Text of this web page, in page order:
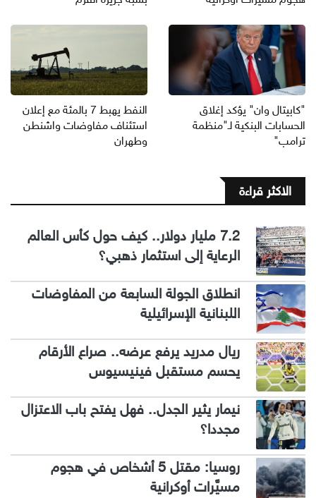
"كابيتال وان" يؤكد إغلاق
الحسابات البنكية لـ"منظمة
ترامب"
النفط يهبط 7 بالمئة مع إعلان
استئناف مفاوضات واشنطن
وطهران
الاكثر قراءة
7.2 مليار دولار.. كيف حول كأس العالم
الرعاية إلى استثمار ذهبي؟
انطلاق الجولة السابعة من المفاوضات
اللبنانية الإسرائيلية
ريال مدريد يرفع عرضه.. صراع الأرقام
يحسم مستقبل فينيسيوس
نيمار يثير الجدل.. فهل يفتح باب الاعتزال
مجددا؟
روسيا: مقتل 5 أشخاص في هجوم
مسيَّرات أوكرانية